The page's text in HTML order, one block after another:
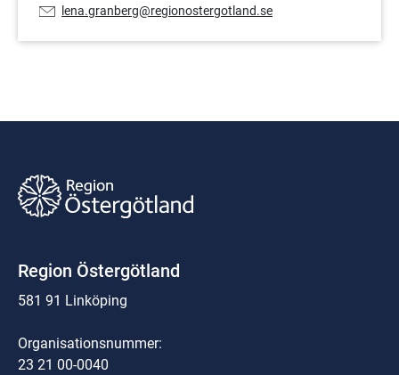
E-
lena.granberg@regionostergotland.se
Region Östergötland
581 91 Linköping
Organisationsnummer:
23 21 00-0040